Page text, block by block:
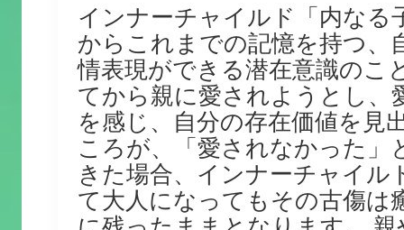
インナーチャイルド「内なる
からこれまでの記憶を持つ、
情表現ができる潜在意識のこ
てから親に愛されようとし、
を感じ、自分の存在価値を見
ころが、「愛されなかった」
きた場合、インナーチャイル
て大人になってもその古傷は